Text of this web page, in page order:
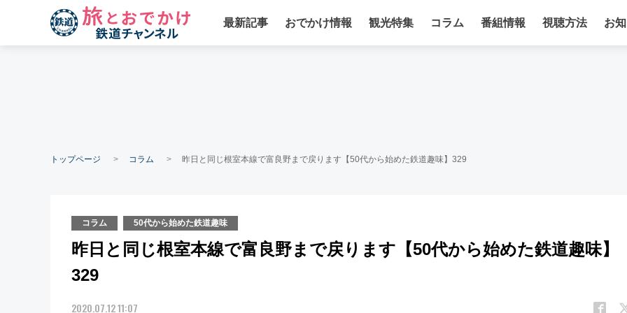
最新記事 おでかけ情報 観光特集 コラム 番組情報 視聴方法 お
トップページ コラム 昨日と同じ根室本線で富良野まで戻ります【50代から始めた鉄道趣味】329
コラム 50代から始めた鉄道趣味
昨日と同じ根室本線で富良野まで戻ります【50代から始めた鉄道趣味】
329
2020.07.12 11:07